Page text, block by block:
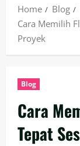
Home
Blog
Cara Memilih
Proyek
Blog
Cara
Tepat